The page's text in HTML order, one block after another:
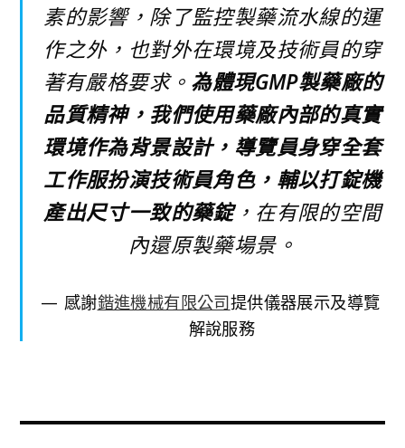
素的影響，除了監控製藥流水線的運
作之外，也對外在環境及技術員的穿
著有嚴格要求。 為體現GMP製藥廠的
品質精神，我們使用藥廠內部的真實
環境作為背景設計，導覽員身穿全套
工作服扮演技術員角色，輔以打錠機
產出尺寸一致的藥錠，在有限的空間
內還原製藥場景。
感謝鍇進機械有限公司提供儀器展示及導覽
解說服務